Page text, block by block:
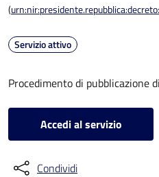
(
Servizio attivo
Procedimento di pubblicazione
Accedi al servizio
Condividi